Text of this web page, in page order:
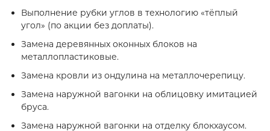
Выполнение рубки углов в технологию «тёплый
угол» (по акции без доплаты).
Замена деревянных оконных блоков на
металлопластиковые.
Замена кровли из ондулина на металлочерепицу.
Замена наружной вагонки на облицовку имитацией
бруса.
Замена наружной вагонки на отделку блокхаусом.